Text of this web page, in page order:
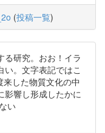
(投稿一覧)
る研究。おお！イラ
い。文字表記ではこ
した物質文化の中
影響し形成したかに
い